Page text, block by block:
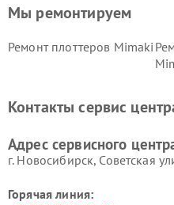
Мы ремонтируем
Ремонт плоттеров Mimaki
Контакты сервис
Адрес сервисного
г. Новосибирск, Советская
Горячая линия: